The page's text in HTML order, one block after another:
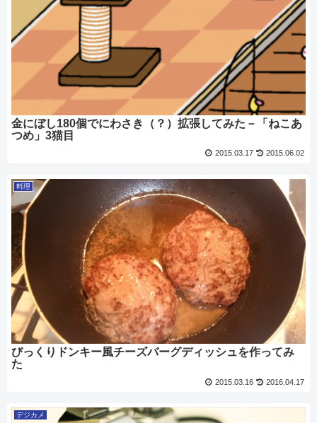
金にぼし180個でにわさき（？）拡張してみた－「ねこあ
つめ」3猫目
2015.03.17 2015.06.02
料理
びっくりドンキー風チーズバーグディッシュを作ってみ
た
2015.03.16 2016.04.17
デジカメ